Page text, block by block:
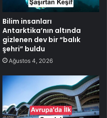
Bilim insanları
Antarktika’nın altında
gizlenen dev bir “balık
şehri” buldu
Ağustos 4, 2026